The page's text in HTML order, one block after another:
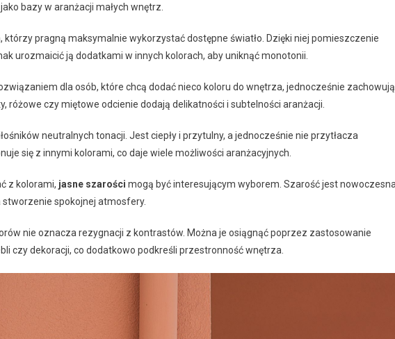
bazy w aranżacji małych wnętrz.
którzy pragną maksymalnie wykorzystać dostępne światło. Dzięki niej pomieszczenie
urozmaicić ją dodatkami w innych kolorach, aby uniknąć monotonii.
dla osób, które chcą dodać nieco koloru do wnętrza, jednocześnie
różowe czy miętowe odcienie dodają delikatności i subtelności aranżacji.
neutralnych tonacji. Jest ciepły i przytulny, a jednocześnie nie przytłacza
się z innymi kolorami, co daje wiele możliwości aranżacyjnych.
z kolorami, jasne szarości mogą być interesującym wyborem. Szarość jest
spokojnej atmosfery.
nie oznacza rezygnacji z kontrastów. Można je osiągnąć poprzez zastosowanie
czy dekoracji, co dodatkowo podkreśli przestronność wnętrza.